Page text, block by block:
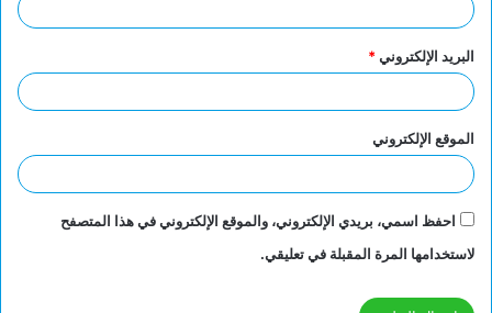
البريد الإلكتروني*
الموقع الإلكتروني
احفظ اسمي، بريدي الإلكتروني، والموقع الإلكتروني في هذا المتصفح
لاستخدامها المرة المقبلة في تعليقي.